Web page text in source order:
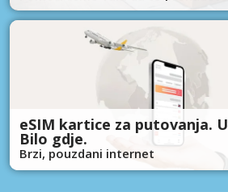
eSIM kartice za putovanja.
Bilo gdje.
Brzi, pouzdani internet